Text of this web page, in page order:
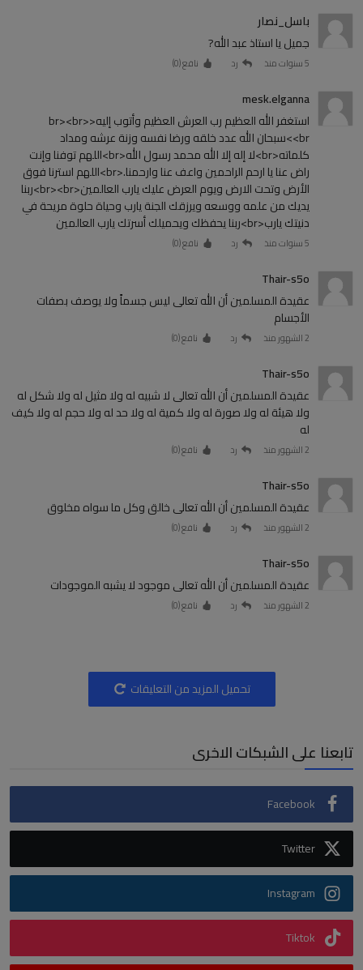
باسل_نصار
جميل يا استاذ عبد الله?
5 سنوات منذ رد نافع (0
)
mesk.elganna
استغفر الله العظيم رب العرش العظيم وأتوب إليه<br><br>
<br>سبحان الله عدد خلقه ورضا نفسه وزنة عرشه ومداد
كلماته<br>لا إله إلا الله محمد رسول الله<br>اللهم توفنا وإنت
راض عنا يا ارحم الراحمين واعف عنا وارحمنا.<br>اللهم استرنا فوق
الأرض وتحت الارض ويوم العرض عليك يارب العالمين<br><br>ربنا
يديك من علمه ووسعه ويرزقك الجنة يارب وحياة حلوة مريحة في
دنيتك يارب<br>ربنا يحفظك ويحميلك أسرتك يارب العالمين
5 سنوات منذ رد نافع (0
)
Thair-s5o
عقيدة المسلمين أن الله تعالى ليس جسماً ولا يوصف بصفات
الأجسام
2 الشهور منذ رد نافع (0
)
Thair-s5o
عقيدة المسلمين أن الله تعالى لا شبيه له ولا مثيل له ولا شكل له
ولا هيئة له ولا صورة له ولا كمية له ولا حد له ولا حجم له ولا كيف
له
2 الشهور منذ رد نافع (0
)
Thair-s5o
عقيدة المسلمين أن الله تعالى خالق وكل ما سواه مخلوق
2 الشهور منذ رد نافع (0
)
Thair-s5o
عقيدة المسلمين أن الله تعالى موجود لا يشبه الموجودات
2 الشهور منذ رد نافع (0
)
تحميل المزيد من التعليقات
تابعنا على الشبكات الاخرى
Facebook
Twitter
Instagram
Tiktok